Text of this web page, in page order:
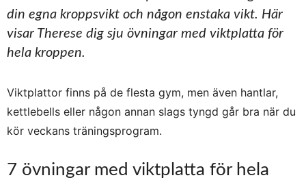
din egna kroppsvikt och någon enstaka vikt. Här
visar Therese dig sju övningar med viktplatta för
hela kroppen.
Viktplattor finns på de flesta gym, men även hantlar,
kettlebells eller någon annan slags tyngd går bra när du
kör veckans träningsprogram.
7 övningar med viktplatta för hela